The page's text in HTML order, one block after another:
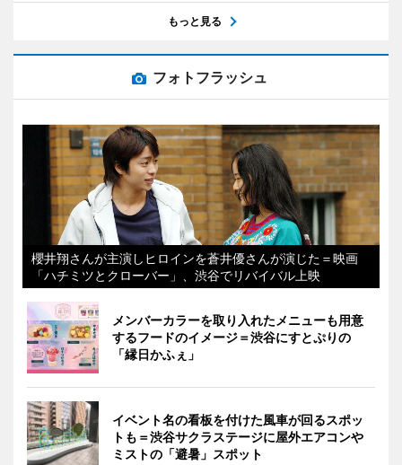
もっと見る
フォトフラッシュ
櫻井翔さんが主演しヒロインを蒼井優さんが演じた＝映画
「ハチミツとクローバー」、渋谷でリバイバル上映
メンバーカラーを取り入れたメニューも用意
するフードのイメージ＝渋谷にすとぷりの
「縁日かふぇ」
イベント名の看板を付けた風車が回るスポッ
トも＝渋谷サクラステージに屋外エアコンや
ミストの「避暑」スポット